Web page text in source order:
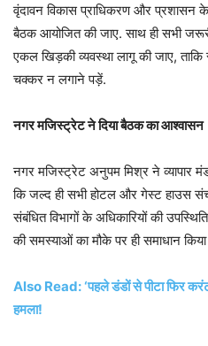
वृंदावन विकास प्राधिकरण और प्रशासन
बैठक आयोजित की जाए. साथ ही सभी
एकल खिड़की व्यवस्था लागू की जाए,
चक्कर न लगाने पड़ें.
नगर मजिस्ट्रेट ने दिया बैठक का आश्वासन
नगर मजिस्ट्रेट अनुपम मिश्र ने व्यापार
कि जल्द ही सभी होटल और गेस्ट हाउस
संबंधित विभागों के अधिकारियों की
की समस्याओं का मौके पर ही समाधान
Also Read: ‘पहले डंडों से पीटा फिर
हमला!